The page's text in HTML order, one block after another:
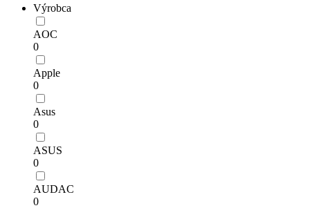
Výrobca
AOC
0
Apple
0
Asus
0
ASUS
0
AUDAC
0